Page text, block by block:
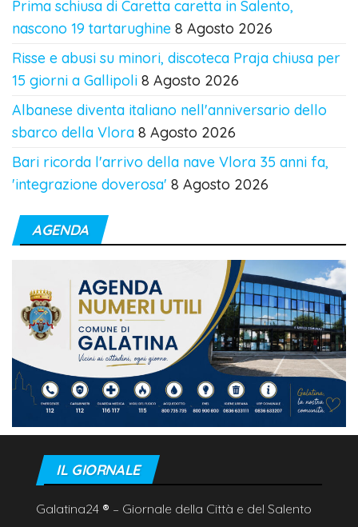
Prima schiusa di Caretta caretta in Salento,
nascono 19 tartarughine 8 Agosto 2026
Risse e abusi su minori, discoteca Praja chiusa per
15 giorni a Gallipoli 8 Agosto 2026
Albanese diventa italiano nell'anniversario dello
sbarco della Vlora 8 Agosto 2026
Bari ricorda l'arrivo della nave Vlora 35 anni fa,
'integrazione doverosa' 8 Agosto 2026
AGENDA
IL GIORNALE
Galatina24 ® – Giornale della Città e del Salento